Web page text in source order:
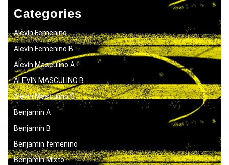
Categories
Alevín Femenino
Alevín Femenino B
Alevín Masculino A
ALEVIN MASCULINO B
Alevín Masculino C
Benjamín A
Benjamín B
Benjamin femenino
Benjamín Mixto